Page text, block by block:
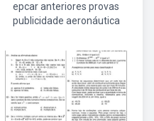
epcar anteriores provas
publicidade aeronáutica